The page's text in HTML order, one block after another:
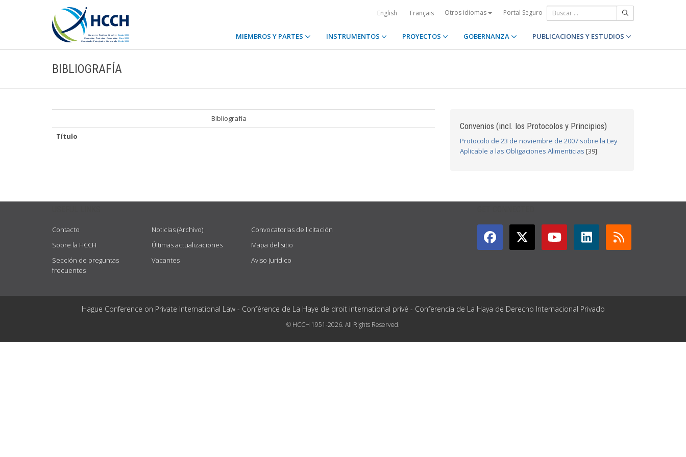
English Français Otros idiomas Portal Seguro
MIEMBROS Y PARTES INSTRUMENTOS PROYECTOS GOBERNANZA PUBLICACIONES Y ESTUDIOS
BIBLIOGRAFÍA
Bibliografía
Título
Convenios (incl. los Protocolos y Principios)
Protocolo de 23 de noviembre de 2007 sobre la Ley
Aplicable a las Obligaciones Alimenticias [39]
Contacto
Sobre la HCCH
Sección de preguntas
frecuentes
Noticias (Archivo)
Últimas actualizaciones
Vacantes
Convocatorias de licitación
Mapa del sitio
Aviso jurídico
Hague Conference on Private International Law - Conférence de La Haye de droit international privé - Conferencia de La Haya de Derecho Internacional Privado
© HCCH 1951-2026. All Rights Reserved.